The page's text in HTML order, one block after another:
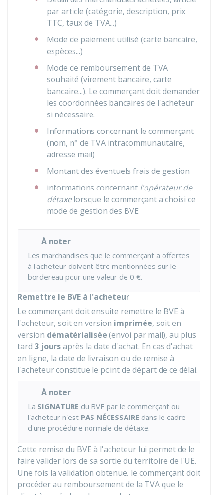
par article (catégorie, description, prix
TTC, taux de TVA...)
Mode de paiement utilisé (carte bancaire,
espèces...)
Mode de remboursement de TVA
souhaité (virement bancaire, carte
bancaire...). Le commerçant doit demander
les coordonnées bancaires de l'acheteur
si nécessaire.
Informations concernant le commerçant
(nom, n° de TVA intracommunautaire,
adresse mail)
Montant des éventuels frais de gestion
informations concernant l'opérateur de
détaxelorsque le commerçant a choisi ce
mode de gestion des BVE
À noter
Les marchandises que le commerçant a offertes
à l'acheteur doivent être mentionnées sur le
bordereau pour une valeur de 0 €.
Remettre le BVE à l'acheteur
Le commerçant doit ensuite remettre le BVE à
l'acheteur, soit en version imprimée, soit en
version dématérialisée (envoi par mail), au plus
tard 3 joursaprès la date d'achat. En cas d'achat
en ligne, la date de livraison ou de remise à
l'acheteur constitue le point de départ de ce délai.
À noter
La SIGNATURE du BVE par le commerçant ou
l'acheteur n'est PAS NÉCESSAIRE dans le cadre
d'une procédure normale de détaxe.
Cette remise du BVE à l'acheteur lui permet de le
faire valider lors de sa sortie du territoire de l'UE.
Une fois la validation obtenue, le commerçant doit
procéder au remboursement de la TVA que le